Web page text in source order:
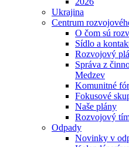
Ukrajina
Centrum
O čom sú
Sídlo a
Rozvojový
Správa z
Medzev
Komunitné
Fokusové
Naše plány
Rozvojový
Odpady
Novinky v